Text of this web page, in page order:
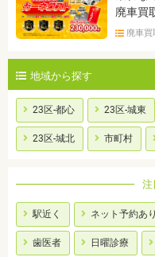
廃車買
廃車買
地域から探す
23区-都心 23区-城東
23区-城北 市町村
注
駅近く ネット予約あり
歯医者 日曜診療